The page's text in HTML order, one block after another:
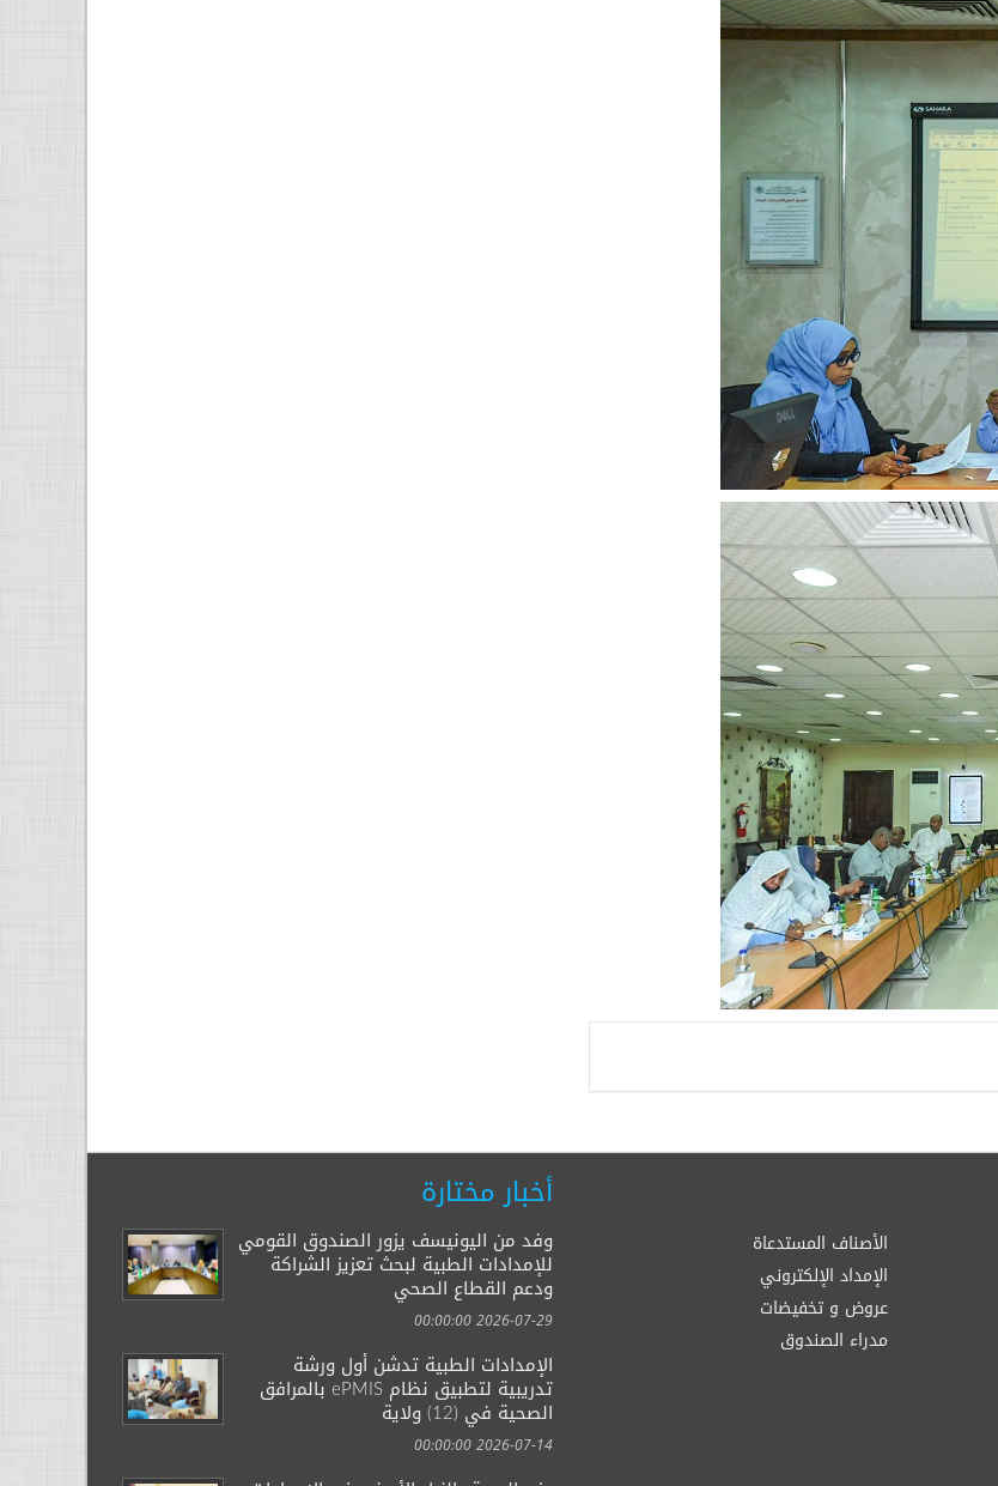
الأصناف المستدعاة
الإمداد الإلكتروني
عروض و تخفيضات
مدراء الصندوق
أخبار مختارة
وفد من اليونيسف يزور الصندوق القومي
للإمدادات الطبية لبحث تعزيز الشراكة
ودعم القطاع الصحي
2026-07-29 00:00:00
الإمدادات الطبية تدشن أول ورشة
تدريبية لتطبيق نظام ePMIS بالمرافق
الصحية في (12) ولاية
2026-07-14 00:00:00